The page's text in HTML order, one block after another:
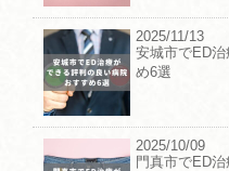
2025/11/13
安城市でED
め6選
2025/10/09
門真市でED